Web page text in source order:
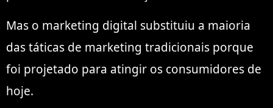
Mas o marketing digital substituiu a maioria
das táticas de marketing tradicionais porque
foi projetado para atingir os consumidores de
hoje.